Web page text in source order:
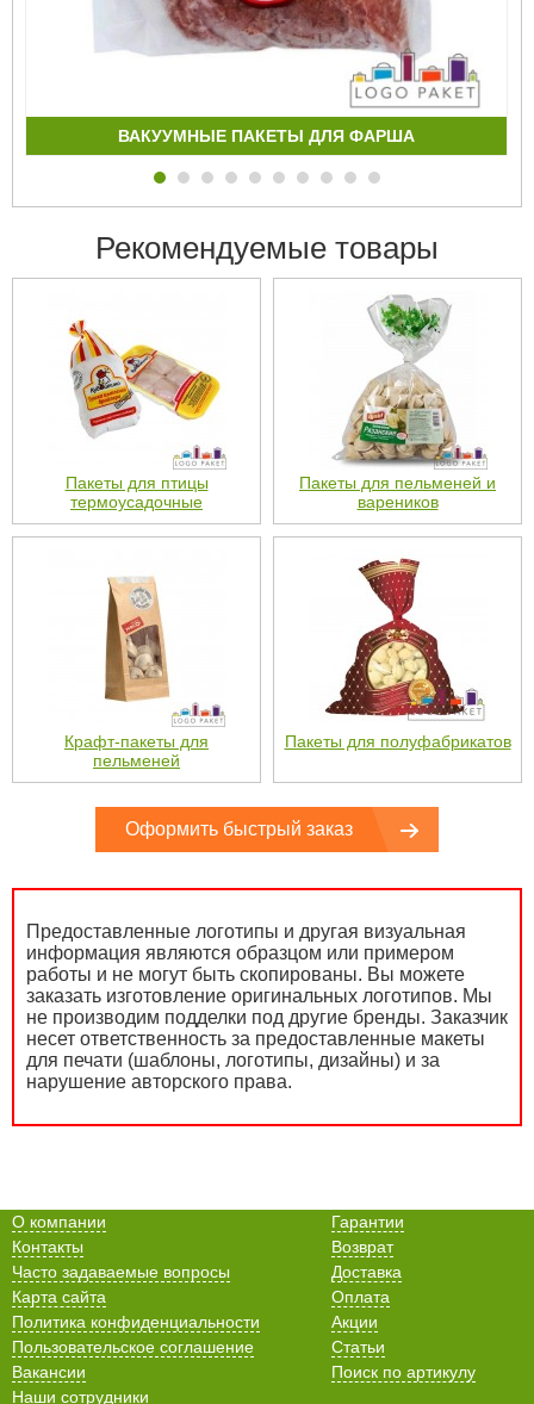
ВАКУУМНЫЕ ПАКЕТЫ ДЛЯ ФАРША
Рекомендуемые товары
Пакеты для птицы
термоусадочные
Пакеты для пельменей и
вареников
Крафт-пакеты для
пельменей
Пакеты для полуфабрикатов
Оформить быстрый заказ
Предоставленные логотипы и другая визуальная
информация являются образцом или примером
работы и не могут быть скопированы. Вы можете
заказать изготовление оригинальных логотипов. Мы
не производим подделки под другие бренды. Заказчик
несет ответственность за предоставленные макеты
для печати (шаблоны, логотипы, дизайны) и за
нарушение авторского права.
Гарантии
Возврат
Доставка
Оплата
Акции
Статьи
Поиск по артикулу
О компании
Контакты
Часто задаваемые вопросы
Карта сайта
Политика конфиденциальности
Пользовательское соглашение
Вакансии
Наши сотрудники